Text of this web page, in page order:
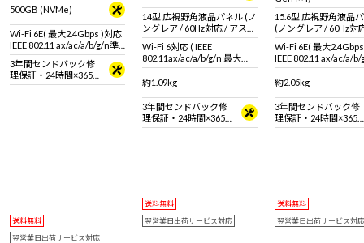
500GB (NVMe)
Wi-Fi 6E( 最大2.4Gbps )対応
IEEE 802.11 ax/ac/a/b/g/n準
拠 ＋ Bluetooth 5内蔵
3年間センドバック修
理保証・24時間×365
日電話サポート
送料無料
翌営業日出荷サービス対応
14型 広視野角液晶パネル (ノ
ングレア / 60Hz対応 / アスペ
クト比16:10)
Wi-Fi 6対応 ( IEEE
802.11ax/ac/a/b/g/n 最大
2.4Gbps対応 ※連続160MHz
帯域 Wi-Fi 6対応機器が必要 )
約1.09kg
3年間センドバック修
理保証・24時間×365
日電話サポート
送料無料
翌営業日出荷サービス対応
15.6型 広視野角液晶
(ノングレア / 60Hz対
スペクト比16:9)
Wi-Fi 6E( 最大
IEEE 802.11 ax/ac/a/
拠 ＋ Bluetooth 5内蔵
約2.05kg
3年間センドバック修
理保証・24時間×365
日電話サポート
送料無料
翌営業日出荷サービス対応